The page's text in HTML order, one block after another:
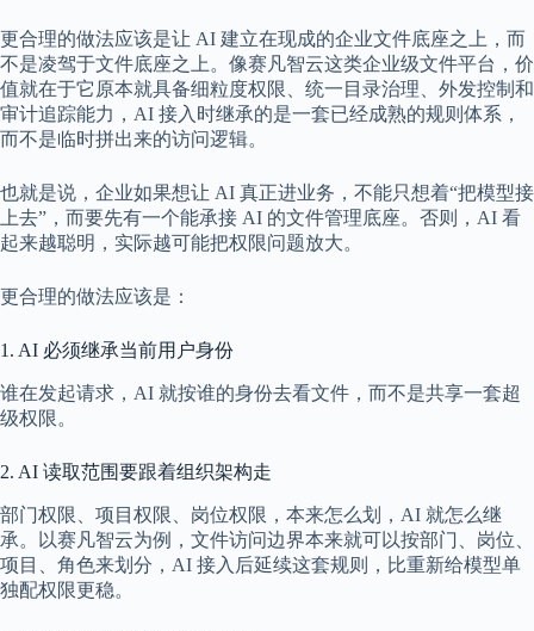
更合理的做法应该是让 AI 建立在现成的企业文件底座之上，而
不是凌驾于文件底座之上。像赛凡智云这类企业级文件平台，价
值就在于它原本就具备细粒度权限、统一目录治理、外发控制和
审计追踪能力，AI 接入时继承的是一套已经成熟的规则体系，
而不是临时拼出来的访问逻辑。
也就是说，企业如果想让 AI 真正进业务，不能只想着“把模型接
上去”，而要先有一个能承接 AI 的文件管理底座。否则，AI 看
起来越聪明，实际越可能把权限问题放大。
更合理的做法应该是：
1. AI 必须继承当前用户身份
谁在发起请求，AI 就按谁的身份去看文件，而不是共享一套超
级权限。
2. AI 读取范围要跟着组织架构走
部门权限、项目权限、岗位权限，本来怎么划，AI 就怎么继
承。以赛凡智云为例，文件访问边界本来就可以按部门、岗位、
项目、角色来划分，AI 接入后延续这套规则，比重新给模型单
独配权限更稳。